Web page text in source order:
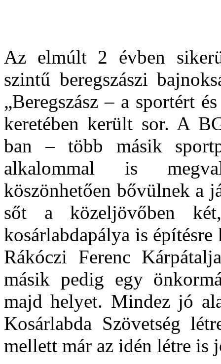
Az elmúlt 2 évben
szintű beregszászi
„Beregszász – a sportért
keretében került sor. A
ban – több másik
alkalommal is
köszönhetően bővülnek a
sőt a közeljövőben
kosárlabdapálya is
Rákóczi Ferenc
másik pedig egy
majd helyet. Mindez jó
Kosárlabda Szövetség
mellett már az idén létre is